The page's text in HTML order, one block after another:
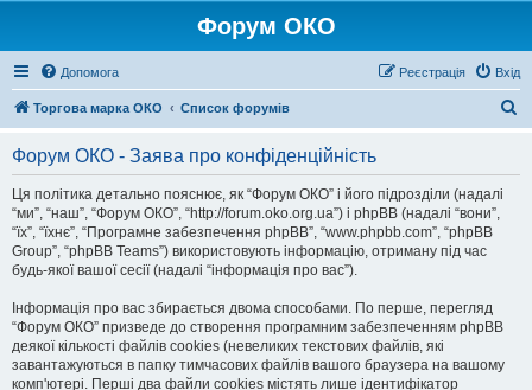
Форум ОКО
Допомога Вхід
Реєстрація
Торгова марка ОКО Список форумів
Форум ОКО - Заява про конфіденційність
Ця політика детально пояснює, як “Форум ОКО” і його підрозділи (надалі
“ми”, “наш”, “Форум ОКО”, “http://forum.oko.org.ua”) і phpBB (надалі “вони”,
“їх”, “їхнє”, “Програмне забезпечення phpBB”, “www.phpbb.com”, “phpBB
Group”, “phpBB Teams”) використовують інформацію, отриману під час
будь-якої вашої сесії (надалі “інформація про вас”).
Інформація про вас збирається двома способами. По перше, перегляд
“Форум ОКО” призведе до створення програмним забезпеченням phpBB
деякої кількості файлів cookies (невеликих текстових файлів, які
завантажуються в папку тимчасових файлів вашого браузера на вашому
комп'ютері. Перші два файли cookies містять лише ідентифікатор